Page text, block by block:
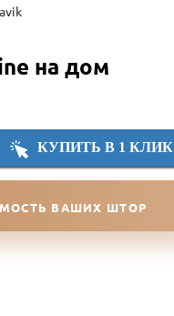
на дом
КУПИТЬ В 1 КЛИК
ВАШИХ ШТОР